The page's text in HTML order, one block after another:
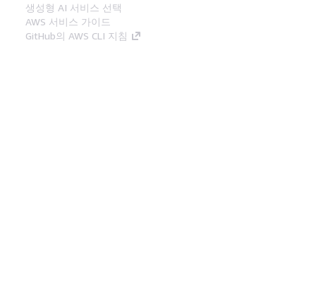
생성형 AI 서비스 선택
AWS 서비스 가이드
GitHub의 AWS CLI 지침